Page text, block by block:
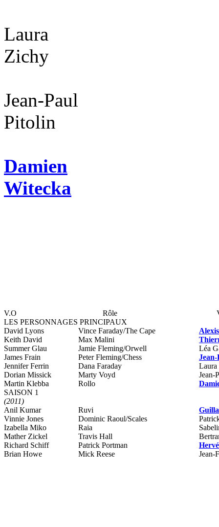
Laura
Zichy
Jean-Paul
Pitolin
Damien
Witecka
V.O Rôle
LES PERSONNAGES PRINCIPAUX
David Lyons
Vince Faraday/The Cape
Keith David
Max Malini
Summer Glau
Jamie Fleming/Orwell
Léa
James Frain
Peter Fleming/Chess
Jennifer Ferrin
Dana Faraday
Dorian Missick
Marty Voyd
Jean-
Martin Klebba
Rollo
SAISON 1
(2011)
Anil Kumar
Ruvi
Vinnie Jones
Dominic Raoul/Scales
Izabella Miko
Raia
Mather Zickel
Travis Hall
Richard Schiff
Patrick Portman
Brian Howe
Mick Reese Jean-